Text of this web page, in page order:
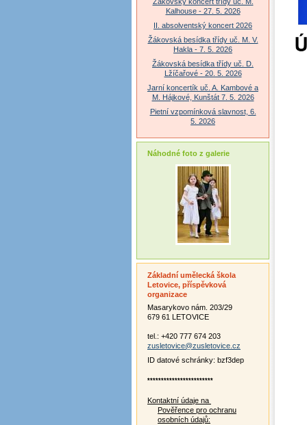
Kalhouse - 27. 5. 2026
II. absolventský koncert 2026
Žákovská besídka třídy uč. M. V.
Hakla - 7. 5. 2026
Žákovská besídka třídy uč. D.
Lžíčařové - 20. 5. 2026
Jarní koncertík uč. A. Kambové a
M. Hájkové, Kunštát 7. 5. 2026
Pietní vzpomínková slavnost, 6.
5. 2026
Náhodné foto z galerie
Základní umělecká škola
Letovice, příspěvková
organizace
Masarykovo nám. 203/29
679 61 LETOVICE
tel.: +420 777 674 203
zusletovice@zusletovice.cz
ID datové schránky: bzf3dep
************************
Kontaktní údaje na
Pověřence pro ochranu
osobních údajů: